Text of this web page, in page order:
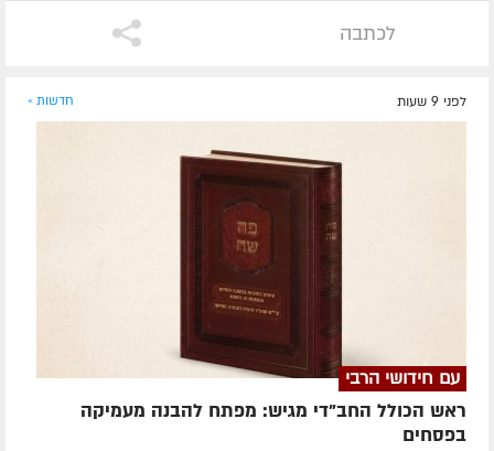
לכתבה
לפני 9 שעות חדשות »
עם חידושי הרבי
ראש הכולל החב"די מגיש: מפתח להבנה מעמיקה
בפסחים